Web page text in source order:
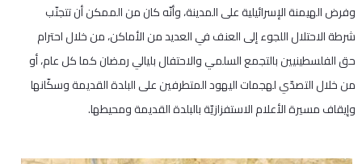
وفرض الهيمنة الإسرائيلية على المدينة، وأنّه كان من الممكن أن تتجنّب
شرطة الاحتلال اللجوء إلى العنف في العديد من الأماكن، من خلال احترام
حق الفلسطينيين بالتجمع السلمي والاحتفال بليالي رمضان كما كل عام، أو
من خلال التصدّي لهجمات اليهود المتطرفين على البلدة القديمة وسكّانها
وإيقاف مسيرة الأعلام الاستفزازيّة بالبلدة القديمة ومحيطها.